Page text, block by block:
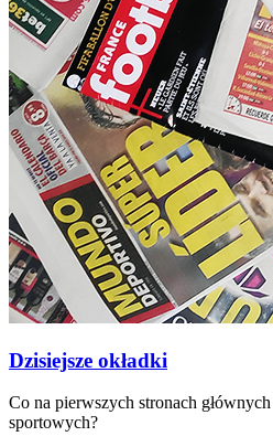
Dzisiejsze okładki
Co na pierwszych stronach
sportowych?